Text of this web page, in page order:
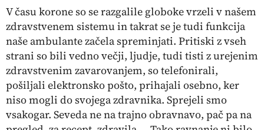
V času korone so se razgalile globoke vrzeli v našem
zdravstvenem sistemu in takrat se je tudi funkcija
naše ambulante začela spreminjati. Pritiski z vseh
strani so bili vedno večji, ljudje, tudi tisti z urejenim
zdravstvenim zavarovanjem, so telefonirali,
pošiljali elektronsko pošto, prihajali osebno, ker
niso mogli do svojega zdravnika. Sprejeli smo
vsakogar. Seveda ne na trajno obravnavo, pač pa na